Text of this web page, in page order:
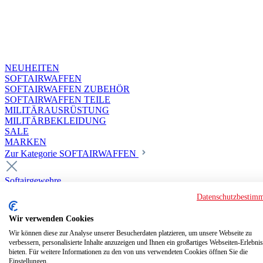
NEUHEITEN
SOFTAIRWAFFEN
SOFTAIRWAFFEN ZUBEHÖR
SOFTAIRWAFFEN TEILE
MILITÄRAUSRÜSTUNG
MILITÄRBEKLEIDUNG
SALE
MARKEN
Zur Kategorie SOFTAIRWAFFEN
Softairgewehre
Deluxe Custom Guns ab 18
Softair elektrisch ab 18
Softair elektrisch ab 14
Softair gasbetrieben ab 18
Softair HPA Luftdruck ab 18
Historische Softairwaffen
Wir verwenden Cookies
Wir können diese zur Analyse unserer Besucherdaten platzieren, um unsere Webseite zu
verbessern, personalisierte Inhalte anzuzeigen und Ihnen ein großartiges Webseiten-
bieten. Für weitere Informationen zu den von uns verwendeten Cookies öffnen Sie die
Einstellungen.